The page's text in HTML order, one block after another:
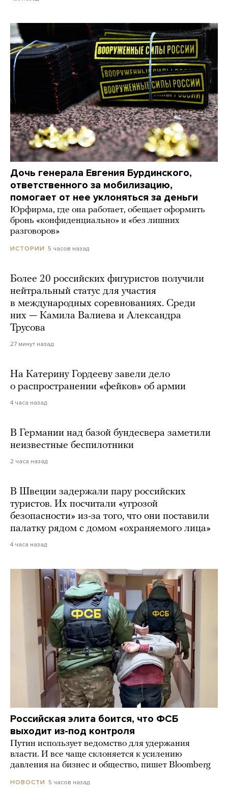
Дочь генерала Евгения Бурдинского,
ответственного за мобилизацию,
помогает от нее уклоняться за деньги
Юрфирма, где она работает, обещает оформить
бронь «конфиденциально» и «без лишних
разговоров»
ИСТОРИИ 5 часов назад
Более 20 российских фигуристов получили
нейтральный статус для участия
в международных соревнованиях. Среди
них — Камила Валиева и Александра
Трусова
27 минут назад
На Катерину Гордееву завели дело
о распространении «фейков» об армии
4 часа назад
В Германии над базой бундесвера заметили
неизвестные беспилотники
2 часа назад
В Швеции задержали пару российских
туристов. Их посчитали «угрозой
безопасности» из-за того, что они поставили
палатку рядом с домом «охраняемого лица»
4 часа назад
Российская элита боится, что ФСБ
выходит из-под контроля
Путин использует ведомство для удержания
власти. И все чаще склоняется к усилению
давления на бизнес и общество, пишет Bloomberg
НОВОСТИ 5 часов назад